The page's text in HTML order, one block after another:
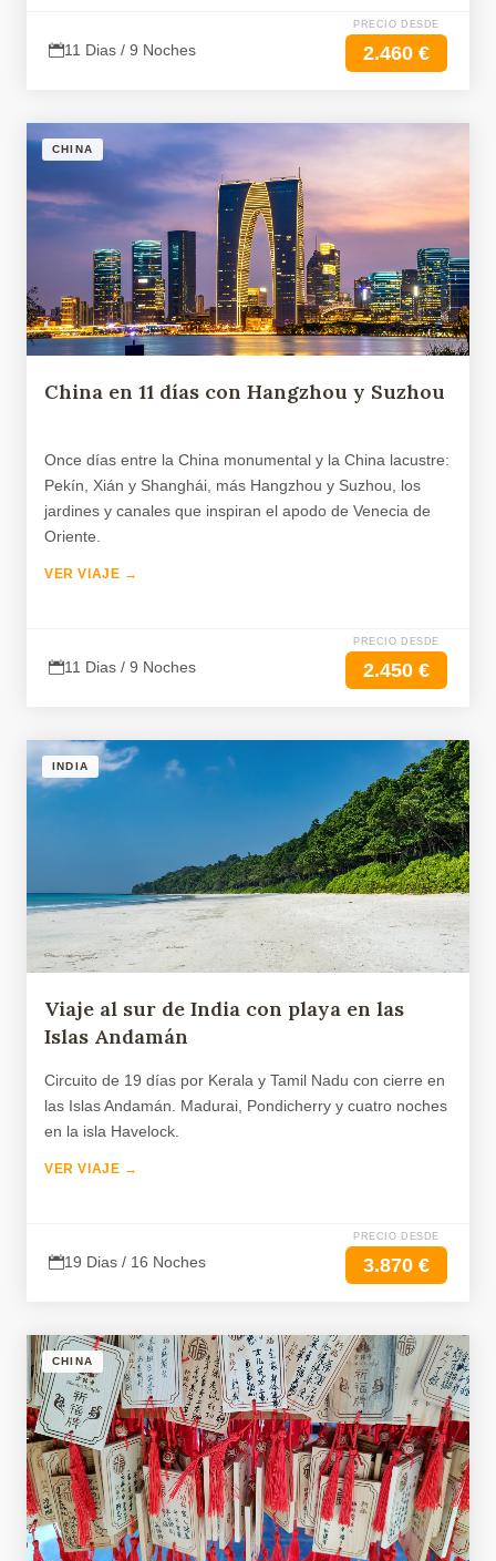
11 Dias / 9 Noches
PRECIO DESDE
2.460 €
CHINA
China en 11 días con Hangzhou y Suzhou
Once días entre la China monumental y la China lacustre:
Pekín, Xián y Shanghái, más Hangzhou y Suzhou, los
jardines y canales que inspiran el apodo de Venecia de
Oriente.
VER VIAJE →
11 Dias / 9 Noches
PRECIO DESDE
2.450 €
INDIA
Viaje al sur de India con playa en las
Islas Andamán
Circuito de 19 días por Kerala y Tamil Nadu con cierre en
las Islas Andamán. Madurai, Pondicherry y cuatro noches
en la isla Havelock.
VER VIAJE →
19 Dias / 16 Noches
PRECIO DESDE
3.870 €
CHINA